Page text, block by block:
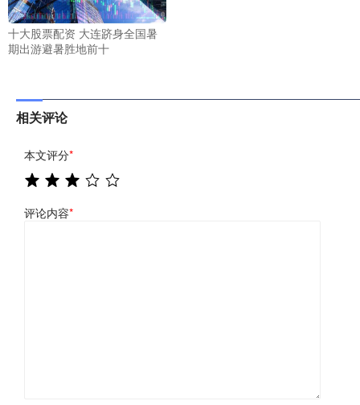
十大股票配资 大连跻身全国暑
期出游避暑胜地前十
相关评论
本文评分*
评论内容*